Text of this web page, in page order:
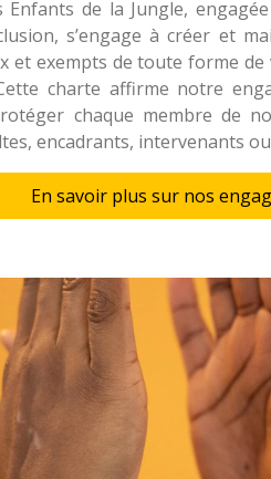
Enfants de la Jungle,
s’engage à créer et
et exempts de toute forme de
charte affirme notre
chaque membre de
encadrants, intervenants
En savoir plus sur nos